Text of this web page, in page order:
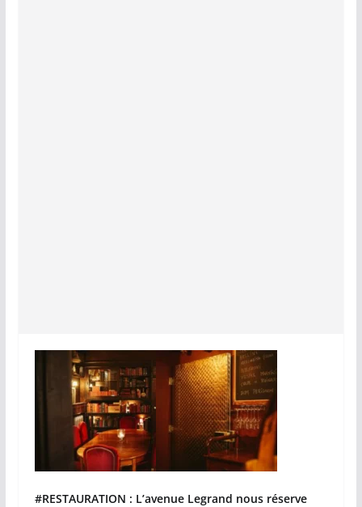
#RESTAURATION : L’avenue Legrand nous réserve